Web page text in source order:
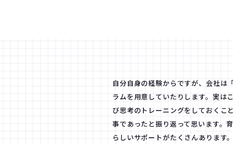
自分自身の経験からですが、会社は
ラムを用意していたりします。実は
び思考のトレーニングをしておくこ
事であったと振り返って思います。
らしいサポートがたくさんあります